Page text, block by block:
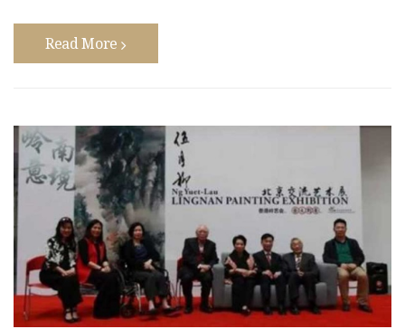
Read More